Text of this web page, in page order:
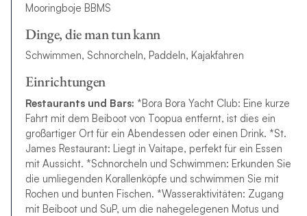
Mooringboje BBMS
Dinge, die man tun kann
Schwimmen, Schnorcheln, Paddeln, Kajakfahren
Einrichtungen
Restaurants und Bars: *Bora Bora Yacht Club: Eine kurze
Fahrt mit dem Beiboot von Toopua entfernt, ist dies ein
großartiger Ort für ein Abendessen oder einen Drink. *St.
James Restaurant: Liegt in Vaitape, perfekt für ein Essen
mit Aussicht. *Schnorcheln und Schwimmen: Erkunden Sie
die umliegenden Korallenköpfe und schwimmen Sie mit
Rochen und bunten Fischen. *Wasseraktivitäten: Zugang
mit Beiboot und SuP, um die nahegelegenen Motus und